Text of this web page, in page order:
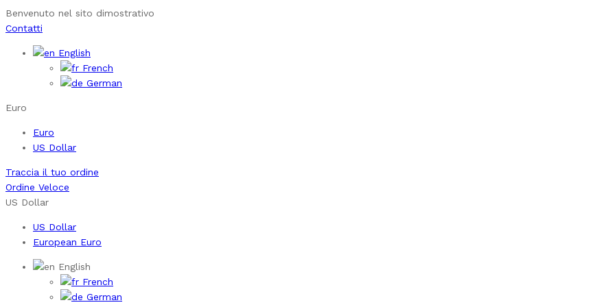
Benvenuto nel sito dimostrativo
Contatti
English
French
German
Euro
Euro
US Dollar
Traccia il tuo ordine
Ordine Veloce
US Dollar
US Dollar
European Euro
English
French
German